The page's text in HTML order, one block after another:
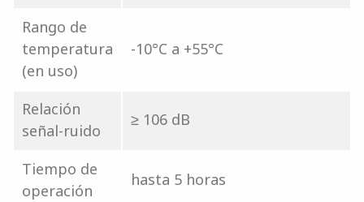
Rango de
temperatura
(en uso)
-10°C a +55°C
Relación
señal-ruido
≥ 106 dB
Tiempo de
operación
hasta 5 horas